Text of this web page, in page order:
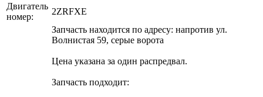
Двигатель
номер:
2ZRFXE
Запчасть находится по адресу: напротив ул.
Волнистая 59, серые ворота
Цена указана за один распредвал.
Запчасть подходит: